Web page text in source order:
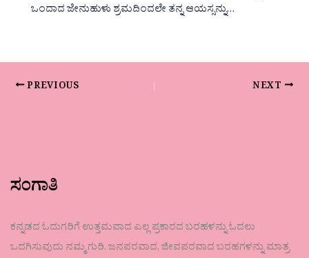
ಒಂದಾದ ಜೇನುಹುಳು ಶ್ರಮದಿಂದಲೇ ತನ್ನ ಆಯಸ್ಸನ್ನು…
PREVIOUS NEXT
ಸಂಗಾತಿ
ಕನ್ನಡದ ಓದುಗರಿಗೆ ಉತ್ತಮವಾದ ಎಲ್ಲ ಪ್ರಕಾರದ ಬರಹಳನ್ನು ಓದಲು
ಒದಗಿಸುವುದು ನಮ್ಮ ಗುರಿ. ಜನಪರವಾದ, ಜೀವಪರವಾದ ಬರಹಗಳನ್ನು ಮಾತ್ರ